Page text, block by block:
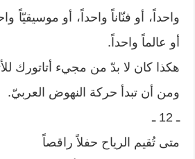
واحداً، أو فنّاناً واحداً، أو موسيقيّاً
أو عالماً واحداً.
هكذا كان لا بدّ من مجيء أتاتورك
ومن أن تبدأ حركة النهوض العربيّ.
ـ 12 ـ
متى تُقيم الرياح حفلاً راقصاً